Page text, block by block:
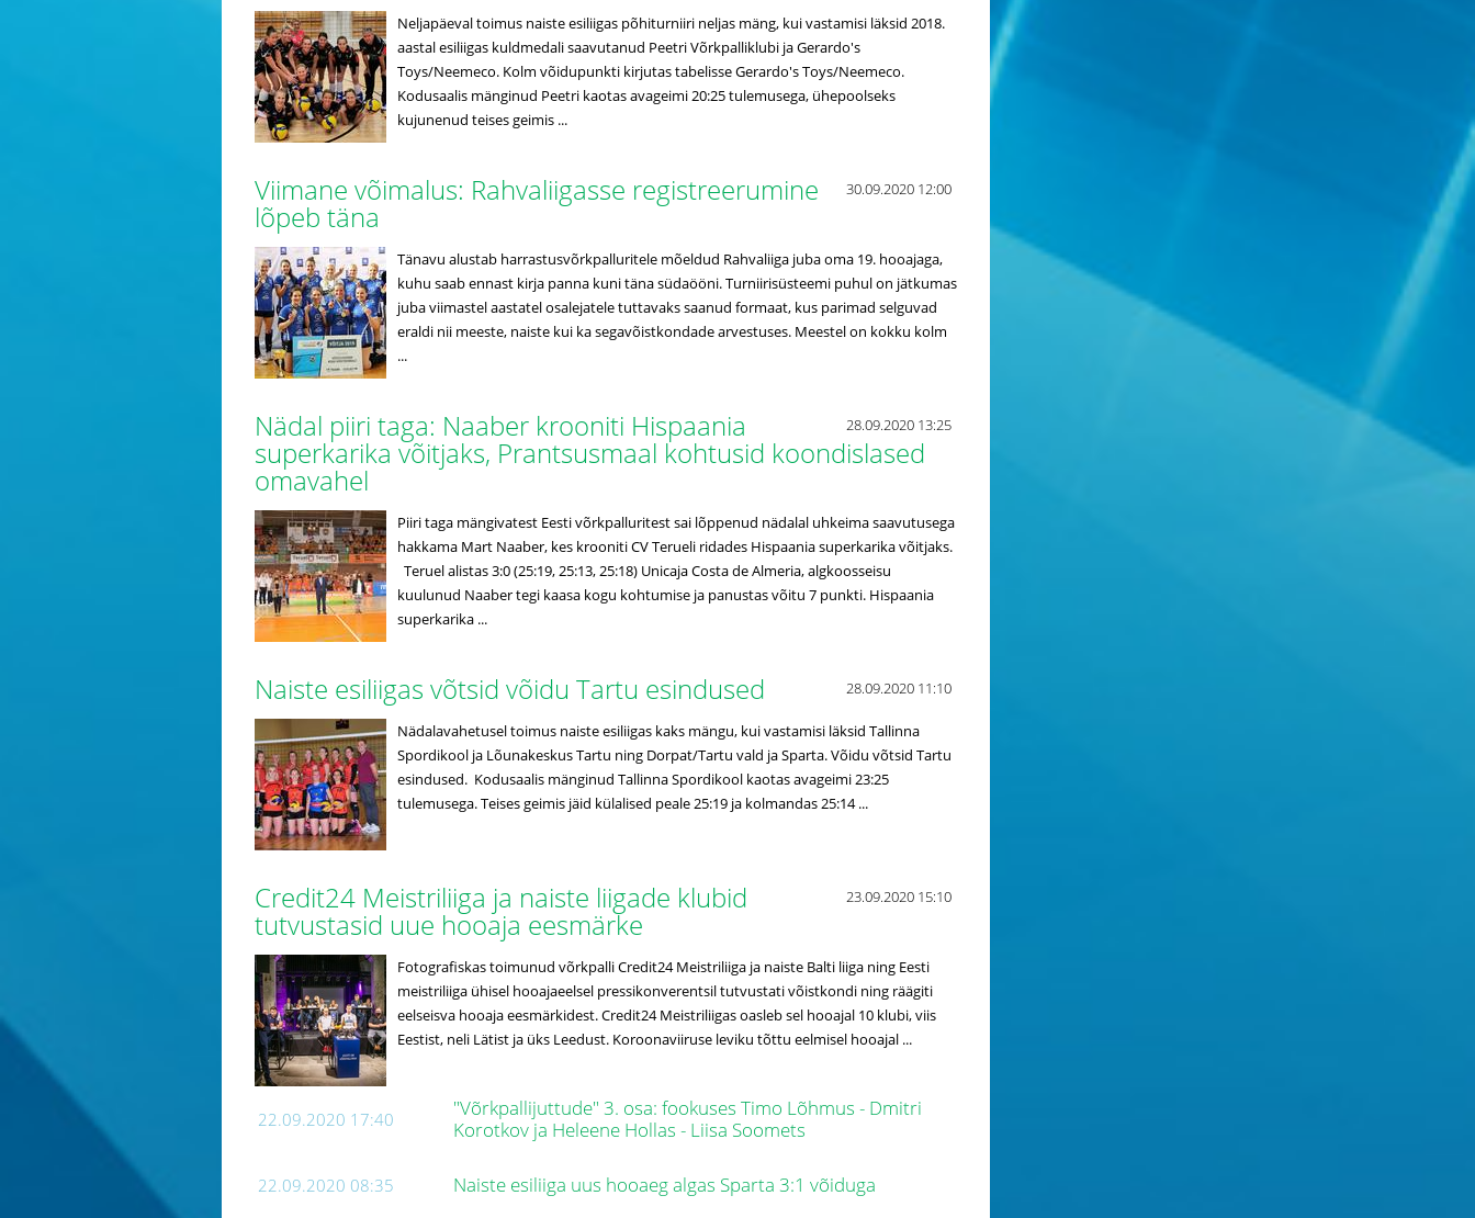
Neljapäeval toimus naiste esiliigas põhiturniiri neljas mäng, kui vastamisi läksid 2018.
aastal esiliigas kuldmedali saavutanud Peetri Võrkpalliklubi ja Gerardo's
Toys/Neemeco. Kolm võidupunkti kirjutas tabelisse Gerardo's Toys/Neemeco.
Kodusaalis mänginud Peetri kaotas avageimi 20:25 tulemusega, ühepoolseks
kujunenud teises geimis ...
30.09.2020 12:00
Viimane võimalus: Rahvaliigasse registreerumine
lõpeb täna
Tänavu alustab harrastusvõrkpalluritele mõeldud Rahvaliiga juba oma 19. hooajaga,
kuhu saab ennast kirja panna kuni täna südaööni. Turniirisüsteemi puhul on jätkumas
juba viimastel aastatel osalejatele tuttavaks saanud formaat, kus parimad selguvad
eraldi nii meeste, naiste kui ka segavõistkondade arvestuses. Meestel on kokku kolm
...
28.09.2020 13:25
Nädal piiri taga: Naaber krooniti Hispaania
superkarika võitjaks, Prantsusmaal kohtusid koondislased
omavahel
Piiri taga mängivatest Eesti võrkpalluritest sai lõppenud nädalal uhkeima saavutusega
hakkama Mart Naaber, kes krooniti CV Terueli ridades Hispaania superkarika võitjaks.
Teruel alistas 3:0 (25:19, 25:13, 25:18) Unicaja Costa de Almeria, algkoosseisu
kuulunud Naaber tegi kaasa kogu kohtumise ja panustas võitu 7 punkti. Hispaania
superkarika ...
28.09.2020 11:10
Naiste esiliigas võtsid võidu Tartu esindused
Nädalavahetusel toimus naiste esiliigas kaks mängu, kui vastamisi läksid Tallinna
Spordikool ja Lõunakeskus Tartu ning Dorpat/Tartu vald ja Sparta. Võidu võtsid Tartu
esindused. Kodusaalis mänginud Tallinna Spordikool kaotas avageimi 23:25
tulemusega. Teises geimis jäid külalised peale 25:19 ja kolmandas 25:14 ...
23.09.2020 15:10
Credit24 Meistriliiga ja naiste liigade klubid
tutvustasid uue hooaja eesmärke
Fotografiskas toimunud võrkpalli Credit24 Meistriliiga ja naiste Balti liiga ning Eesti
meistriliiga ühisel hooajaeelsel pressikonverentsil tutvustati võistkondi ning räägiti
eelseisva hooaja eesmärkidest. Credit24 Meistriliigas oasleb sel hooajal 10 klubi, viis
Eestist, neli Lätist ja üks Leedust. Koroonaviiruse leviku tõttu eelmisel hooajal ...
22.09.2020 17:40
"Võrkpallijuttude" 3. osa: fookuses Timo Lõhmus - Dmitri
Korotkov ja Heleene Hollas - Liisa Soomets
22.09.2020 08:35 Naiste esiliiga uus hooaeg algas Sparta 3:1 võiduga